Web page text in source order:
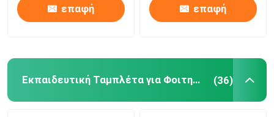
επαφή
CM80 Κίτρινο
επαφή
Εκπαιδευτική Ταμπλέτα για Φοιτητές (36)